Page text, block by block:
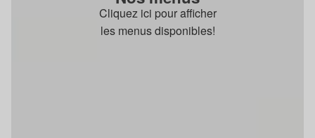
Cliquez ici pour afficher
les menus disponibles!